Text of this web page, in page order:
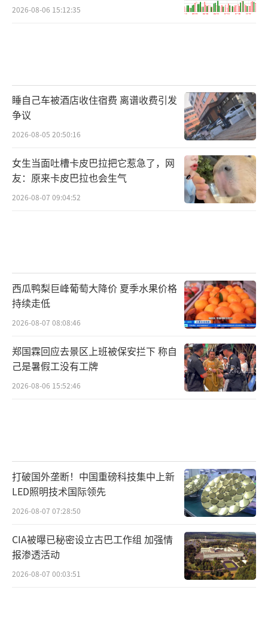
2026-08-06 15:12:35
睡自己车被酒店收住宿费 离谱收费引发
争议
2026-08-05 20:50:16
女生当面吐槽卡皮巴拉把它惹急了，网
友：原来卡皮巴拉也会生气
2026-08-07 09:04:52
西瓜鸭梨巨峰葡萄大降价 夏季水果价格
持续走低
2026-08-07 08:08:46
郑国霖回应去景区上班被保安拦下 称自
己是暑假工没有工牌
2026-08-06 15:52:46
打破国外垄断！中国重磅科技集中上新
LED照明技术国际领先
2026-08-07 07:28:50
CIA被曝已秘密设立古巴工作组 加强情
报渗透活动
2026-08-07 00:03:51